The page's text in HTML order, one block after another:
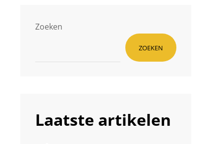
Zoeken
ZOEKEN
Laatste artikelen